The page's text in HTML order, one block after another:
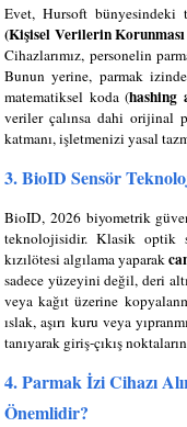
Evet, Hursoft
(Kişisel Verilerin
Cihazlarımız, personelin
Bunun yerine, parmak
matematiksel koda (hashing
veriler çalınsa dahi orijinal
katmanı, işletmenizi yasal
3. BioID Sensör
BioID, 2026 biyometrik
teknolojisidir. Klasik optik
kızılötesi algılama yaparak
sadece yüzeyini değil, deri
veya kağıt üzerine
ıslak, aşırı kuru veya
tanıyarak giriş-çıkış
4. Parmak İzi Cihazı
Önemlidir?